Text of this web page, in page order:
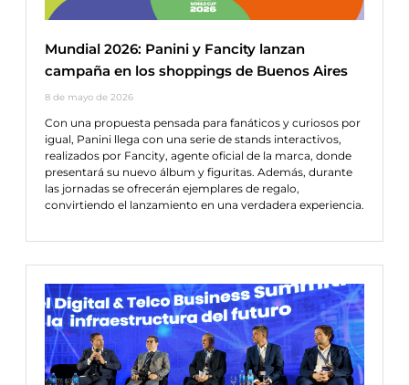
Mundial 2026: Panini y Fancity lanzan
campaña en los shoppings de Buenos Aires
8 de mayo de 2026
Con una propuesta pensada para fanáticos y curiosos por
igual, Panini llega con una serie de stands interactivos,
realizados por Fancity, agente oficial de la marca, donde
presentará su nuevo álbum y figuritas. Además, durante
las jornadas se ofrecerán ejemplares de regalo,
convirtiendo el lanzamiento en una verdadera experiencia.